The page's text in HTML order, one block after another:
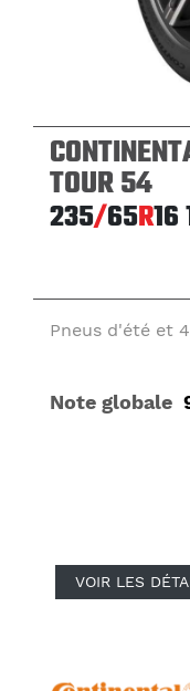
TOUR 54
235/65R16
Pneus d'été et
Note globale
VOIR LES